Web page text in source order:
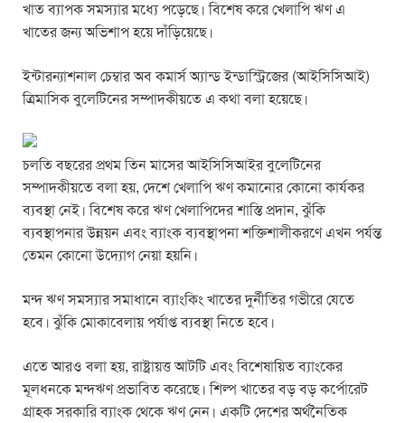
e
o
o
er
s
p
p
e
g
er
খাত ব্যাপক সমস্যার মধ্যে পড়েছে। বিশেষ করে খেলাপি ঋণ এ
খাতের জন্য অভিশাপ হয়ে দাঁড়িয়েছে।
ইন্টারন্যাশনাল চেম্বার অব কমার্স অ্যান্ড ইন্ডাস্ট্রিজের (আইসিসিআই)
ত্রিমাসিক বুলেটিনের সম্পাদকীয়তে এ কথা বলা হয়েছে।
চলতি বছরের প্রথম তিন মাসের আইসিসিআইর বুলেটিনের
সম্পাদকীয়তে বলা হয়, দেশে খেলাপি ঋণ কমানোর কোনো কার্যকর
ব্যবস্থা নেই। বিশেষ করে ঋণ খেলাপিদের শাস্তি প্রদান, ঝুঁকি
ব্যবস্থাপনার উন্নয়ন এবং ব্যাংক ব্যবস্থাপনা শক্তিশালীকরণে এখন পর্যন্ত
তেমন কোনো উদ্যোগ নেয়া হয়নি।
মন্দ ঋণ সমস্যার সমাধানে ব্যাংকিং খাতের দুর্নীতির গভীরে যেতে
হবে। ঝুঁকি মোকাবেলায় পর্যাপ্ত ব্যবস্থা নিতে হবে।
এতে আরও বলা হয়, রাষ্ট্রায়ত্ত আটটি এবং বিশেষায়িত ব্যাংকের
মূলধনকে মন্দঋণ প্রভাবিত করেছে। শিল্প খাতের বড় বড় কর্পোরেট
গ্রাহক সরকারি ব্যাংক থেকে ঋণ নেন। একটি দেশের অর্থনৈতিক